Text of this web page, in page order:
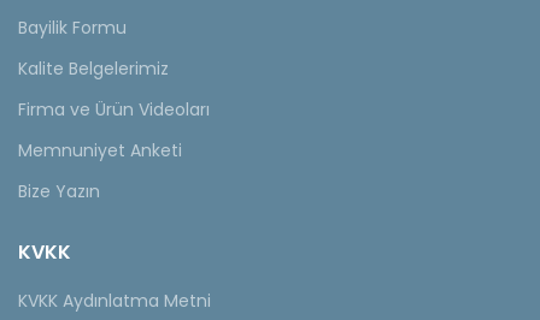
Bayilik Formu
Kalite Belgelerimiz
Firma ve Ürün Videoları
Memnuniyet Anketi
Bize Yazın
KVKK
KVKK Aydınlatma Metni